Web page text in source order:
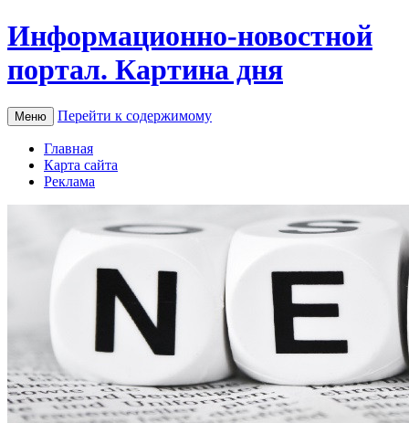
Информационно-новостной
портал. Картина дня
Меню Перейти к содержимому
Главная
Карта сайта
Реклама